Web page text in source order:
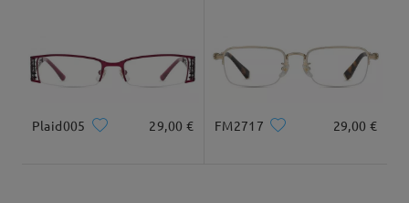
Maße
Plaid005 29,00 € FM2717 29,00 €